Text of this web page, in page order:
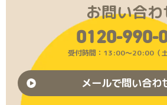
お問い合わ
0120-990-
受付時間：13:00〜20:00（土
メールで問い合わ